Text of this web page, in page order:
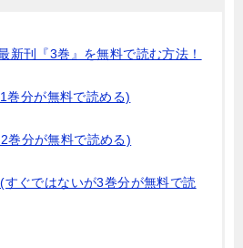
新刊『3巻』を無料で読む方法！
巻分が無料で読める)
巻分が無料で読める)
すぐではないが3巻分が無料で読